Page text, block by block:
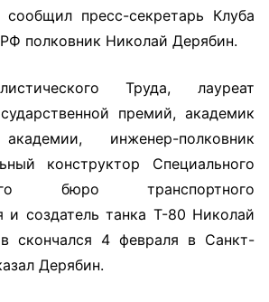
пресс-секретарь Клуба
полковник Николай Дерябин.
Труда, лауреат
премий, академик
инженер-полковник
конструктор Специального
бюро транспортного
и создатель танка Т-80 Николай
скончался 4 февраля в Санкт-
Дерябин.